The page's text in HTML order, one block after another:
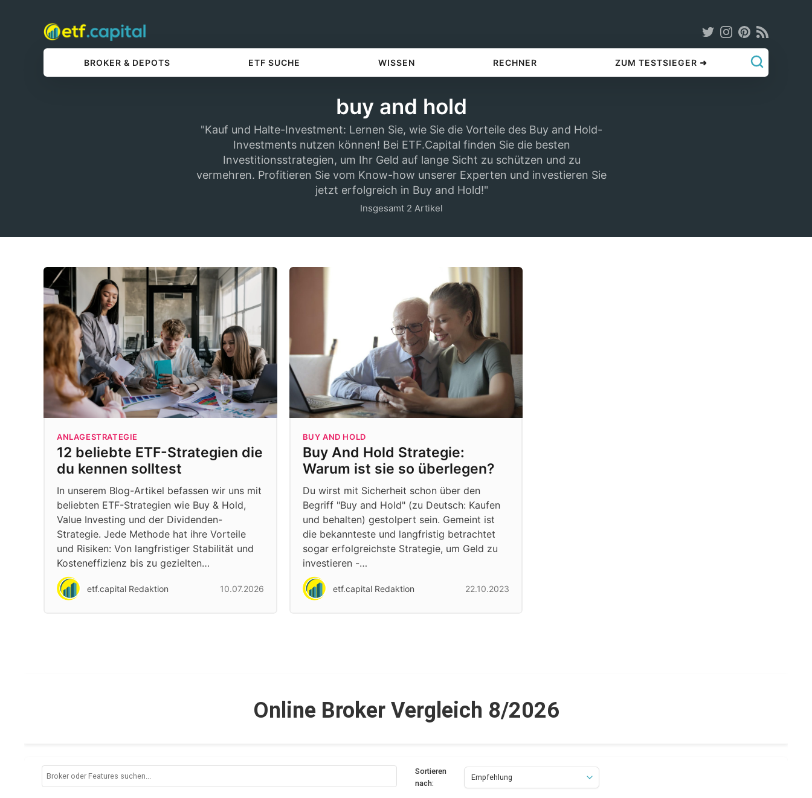
BROKER & DEPOTS ETF SUCHE WISSEN RECHNER ZUM TESTSIEGER ➜
buy and hold
"Kauf und Halte-Investment: Lernen Sie, wie Sie die Vorteile des Buy and Hold-
Investments nutzen können! Bei ETF.Capital finden Sie die besten
Investitionsstrategien, um Ihr Geld auf lange Sicht zu schützen und zu
vermehren. Profitieren Sie vom Know-how unserer Experten und investieren Sie
jetzt erfolgreich in Buy and Hold!"
Insgesamt 2 Artikel
ANLAGESTRATEGIE
12 beliebte ETF-Strategien die
du kennen solltest
In unserem Blog-Artikel befassen wir uns mit
beliebten ETF-Strategien wie Buy & Hold,
Value Investing und der Dividenden-
Strategie. Jede Methode hat ihre Vorteile
und Risiken: Von langfristiger Stabilität und
Kosteneffizienz bis zu gezielten…
etf.capital Redaktion 10.07.2026
BUY AND HOLD
Buy And Hold Strategie:
Warum ist sie so überlegen?
Du wirst mit Sicherheit schon über den
Begriff "Buy and Hold" (zu Deutsch: Kaufen
und behalten) gestolpert sein. Gemeint ist
die bekannteste und langfristig betrachtet
sogar erfolgreichste Strategie, um Geld zu
investieren -…
etf.capital Redaktion 22.10.2023